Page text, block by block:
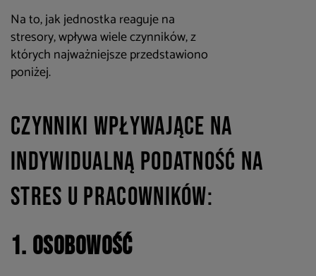
Na to, jak jednostka reaguje na
stresory, wpływa wiele czynników, z
których najważniejsze przedstawiono
poniżej.
Czynniki wpływające na
indywidualną podatność na
stres u pracowników:
1. Osobowość